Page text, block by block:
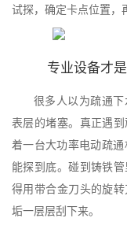
试探，确定卡点位置，
专业设备才
很多人以为疏通
表层的堵塞。真正遇
着一台大功率电动疏
能探到底。碰到铸铁
得用带合金刀头的旋
垢一层层刮下来。